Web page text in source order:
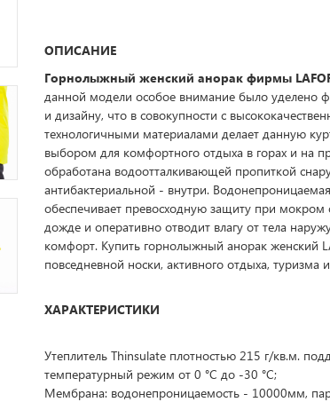
ОПИСАНИЕ
Горнолыжный женский анорак фирмы
данной модели особое внимание было уделено
и дизайну, что в совокупности с
технологичными материалами делает данную
выбором для комфортного отдыха в горах и на
обработана водоотталкивающей пропиткой
антибактериальной - внутри.
обеспечивает превосходную защиту при мокром
дожде и оперативно отводит влагу от тела
комфорт. Купить горнолыжный анорак женский
повседневной носки, активного отдыха, туризма
ХАРАКТЕРИСТИКИ
Утеплитель Thinsulate плотностью 215 г/кв.м.
температурный режим от 0 °C до -30 °C;
Мембрана: водонепроницаемость - 10000мм,